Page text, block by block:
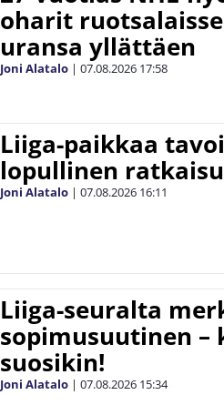
oharit
uransa yllättäen
Joni Alatalo | 07.08.2026 17:58
Liiga-paikkaa
lopullinen
Joni Alatalo | 07.08.2026 16:11
Liiga-seuralta
sopimusuutinen
suosikin!
Joni Alatalo | 07.08.2026 15:34